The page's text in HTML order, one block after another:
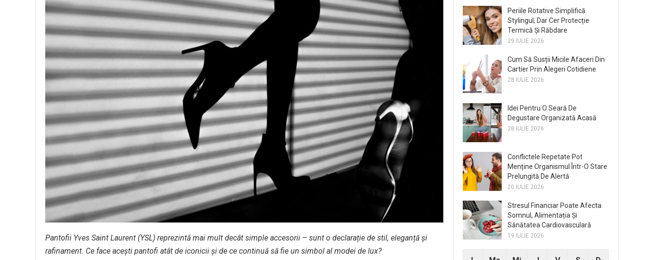
Pantofii Yves Saint Laurent (YSL) reprezintă mai mult decât simple accesorii – sunt o declarație de stil, eleganță și
rafinament. Ce face acești pantofi atât de iconicii și de ce continuă să fie un simbol al modei de lux?
Periile Rotative Simplifică
Stylingul, Dar Cer Protecție
Termică Și Răbdare
29 IULIE 2026
Cum Să Susții Micile Afaceri Din
Cartier Prin Alegeri Cotidiene
28 IULIE 2026
Idei Pentru O Seară De
Degustare Organizată Acasă
28 IULIE 2026
Conflictele Repetate Pot
Menține Organismul Într-O Stare
Prelungită De Alertă
20 IULIE 2026
Stresul Financiar Poate Afecta
Somnul, Alimentația Și
Sănătatea Cardiovasculară
19 IULIE 2026